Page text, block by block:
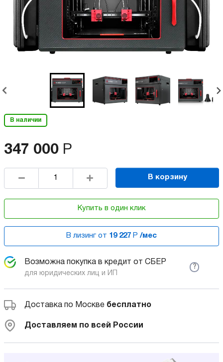
В наличии
347 000 Р
В корзину
Купить в один клик
В лизинг от 19 227 Р /мес
Возможна покупка в кредит от СБЕР
для юридических лиц и ИП
?
Доставка по Москве бесплатно
Доставляем по всей России